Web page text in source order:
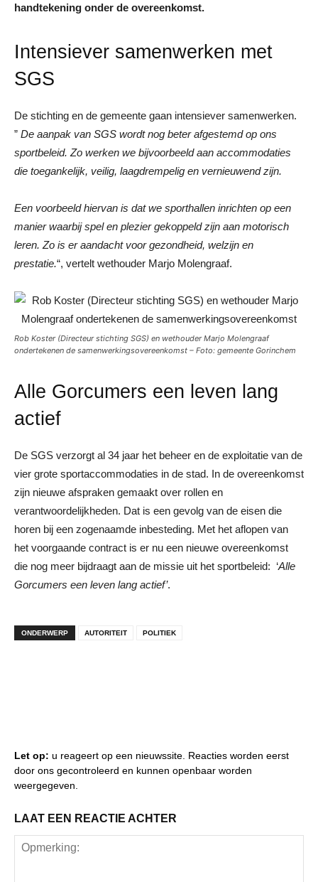
handtekening onder de overeenkomst.
Intensiever samenwerken met
SGS
De stichting en de gemeente gaan intensiever samenwerken.
” De aanpak van SGS wordt nog beter afgestemd op ons
sportbeleid. Zo werken we bijvoorbeeld aan accommodaties
die toegankelijk, veilig, laagdrempelig en vernieuwend zijn.
Een voorbeeld hiervan is dat we sporthallen inrichten op een
manier waarbij spel en plezier gekoppeld zijn aan motorisch
leren. Zo is er aandacht voor gezondheid, welzijn en
prestatie.“, vertelt wethouder Marjo Molengraaf.
Rob Koster (Directeur stichting SGS) en wethouder Marjo Molengraaf
ondertekenen de samenwerkingsovereenkomst – Foto: gemeente Gorinchem
Alle Gorcumers een leven lang
actief
De SGS verzorgt al 34 jaar het beheer en de exploitatie van de
vier grote sportaccommodaties in de stad. In de overeenkomst
zijn nieuwe afspraken gemaakt over rollen en
verantwoordelijkheden. Dat is een gevolg van de eisen die
horen bij een zogenaamde inbesteding. Met het aflopen van
het voorgaande contract is er nu een nieuwe overeenkomst
die nog meer bijdraagt aan de missie uit het sportbeleid: ‘Alle
Gorcumers een leven lang actief’.
ONDERWERP AUTORITEIT POLITIEK
Let op: u reageert op een nieuwssite. Reacties worden eerst
door ons gecontroleerd en kunnen openbaar worden
weergegeven.
LAAT EEN REACTIE ACHTER